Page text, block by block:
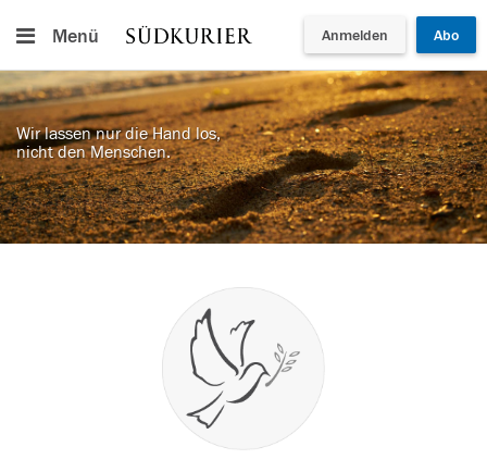
Menü Anmelden Abo
Wir lassen nur die Hand los,
nicht den Menschen.